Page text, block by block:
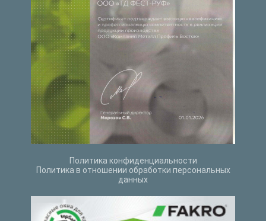
Политика конфиденциальности
Политика в отношении обработки персональных
данных